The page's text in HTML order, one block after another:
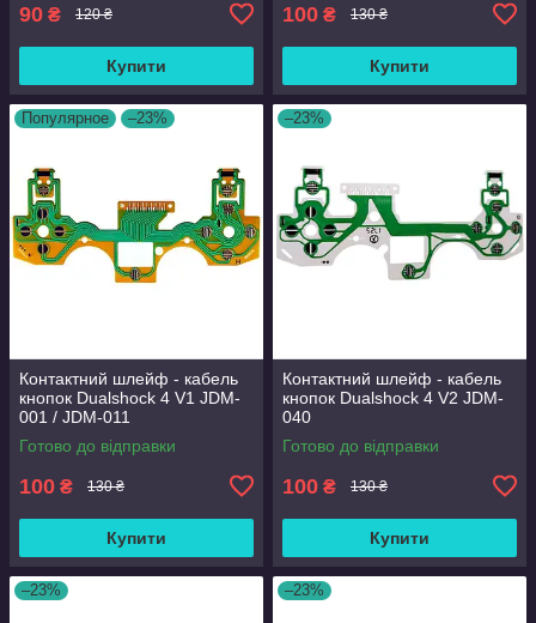
90 ₴ 120 ₴
Купити
100 ₴ 130 ₴
Купити
Популярное –23%
Контактний шлейф - кабель
кнопок Dualshock 4 V1 JDM-
001 / JDM-011
Готово до відправки
100 ₴ 130 ₴
Купити
–23%
Контактний шлейф - кабель
кнопок Dualshock 4 V2 JDM-
040
Готово до відправки
100 ₴ 130 ₴
Купити
–23% –23%